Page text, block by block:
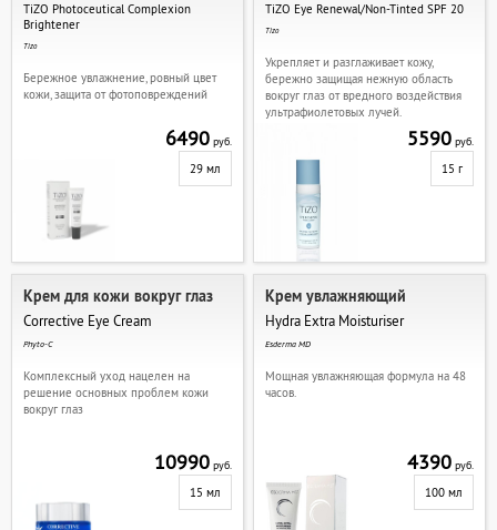
TiZO Photoceutical Complexion
Brightеner
Tizo
Бережное увлажнение, ровный цвет
кожи, защита от фотоповреждений
6490руб.
29 мл
TiZO Eye Renewal/Non-Tinted SPF 20
Tizo
Укрепляет и разглаживает кожу,
бережно защищая нежную область
вокруг глаз от вредного воздействия
ультрафиолетовых лучей.
5590руб.
15 г
Крем для кожи вокруг глаз
Corrective Eye Cream
Phyto-C
Комплексный уход нацелен на
решение основных проблем кожи
вокруг глаз
10990руб.
15 мл
Крем увлажняющий
Hydra Extra Moisturiser
Esderma MD
Мощная увлажняющая формула на 48
часов.
4390руб.
100 мл